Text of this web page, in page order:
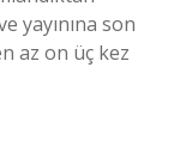
yayınına son
az on üç kez